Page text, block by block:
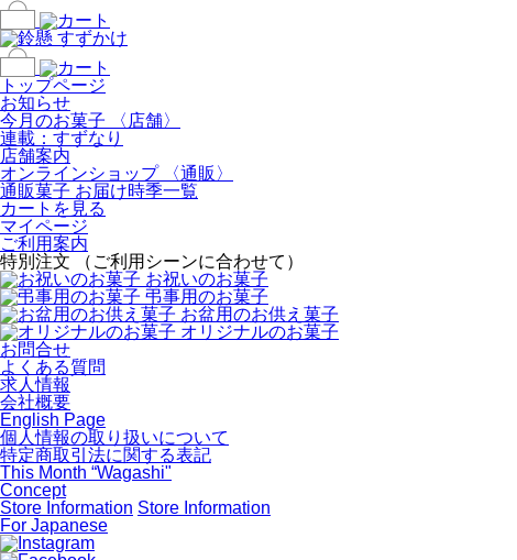
トップページ
お知らせ
今月のお菓子 〈店舗〉
連載：すずなり
店舗案内
オンラインショップ 〈通販〉
通販菓子 お届け時季一覧
カートを見る
マイページ
ご利用案内
特別注文 （ご利用シーンに合わせて）
お祝いのお菓子
弔事用のお菓子
お盆用のお供え菓子
オリジナルのお菓子
お問合せ
よくある質問
求人情報
会社概要
English Page
個人情報の取り扱いについて
特定商取引法に関する表記
This Month “Wagashi"
Concept
Store Information Store Information
For Japanese